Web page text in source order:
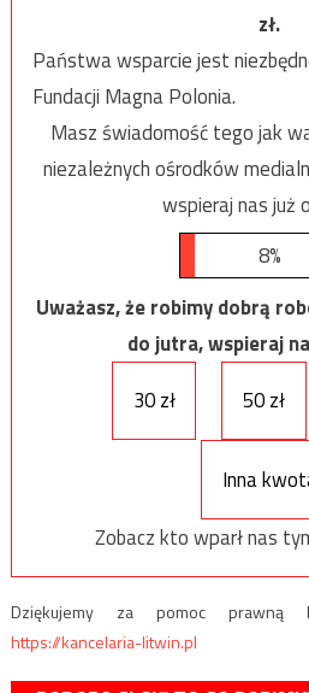
zł.
Państwa wsparcie jest
Fundacji Magna Polonia.
Masz świadomość tego jak
niezależnych ośrodków
wspieraj nas już
8%
Uważasz, że robimy dobrą
do jutra, wspieraj
30 zł
50 zł
Inna
Zobacz kto wparł nas
Dziękujemy za pomoc prawną
https://kancelaria-litwin.pl